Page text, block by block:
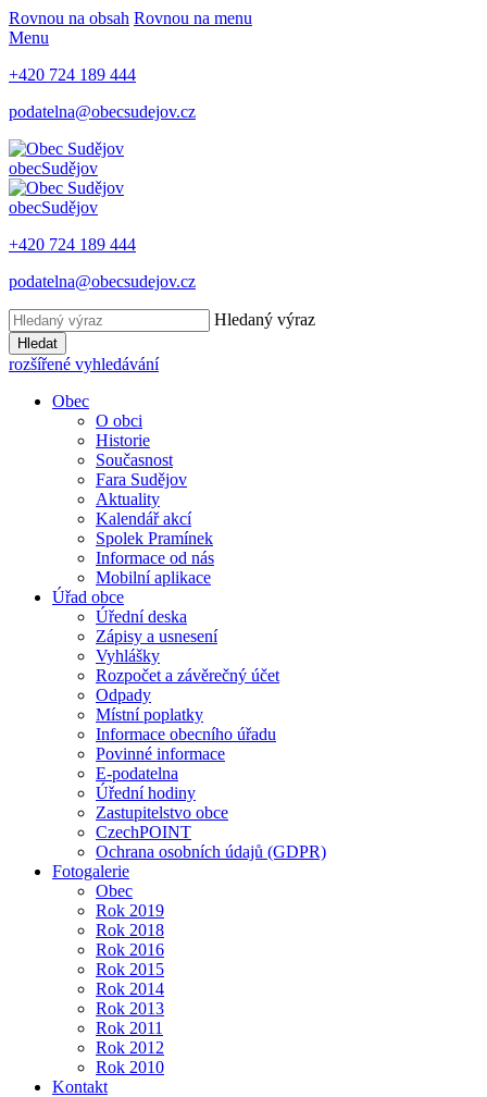
Rovnou na obsah Rovnou na menu
Menu
+420 724 189 444
podatelna@obecsudejov.cz
obecSudějov
obecSudějov
+420 724 189 444
podatelna@obecsudejov.cz
Hledaný výraz
Hledat
rozšířené vyhledávání
Obec
O obci
Historie
Současnost
Fara Sudějov
Aktuality
Kalendář akcí
Spolek Pramínek
Informace od nás
Mobilní aplikace
Úřad obce
Úřední deska
Zápisy a usnesení
Vyhlášky
Rozpočet a závěrečný účet
Odpady
Místní poplatky
Informace obecního úřadu
Povinné informace
E-podatelna
Úřední hodiny
Zastupitelstvo obce
CzechPOINT
Ochrana osobních údajů (GDPR)
Fotogalerie
Obec
Rok 2019
Rok 2018
Rok 2016
Rok 2015
Rok 2014
Rok 2013
Rok 2011
Rok 2012
Rok 2010
Kontakt